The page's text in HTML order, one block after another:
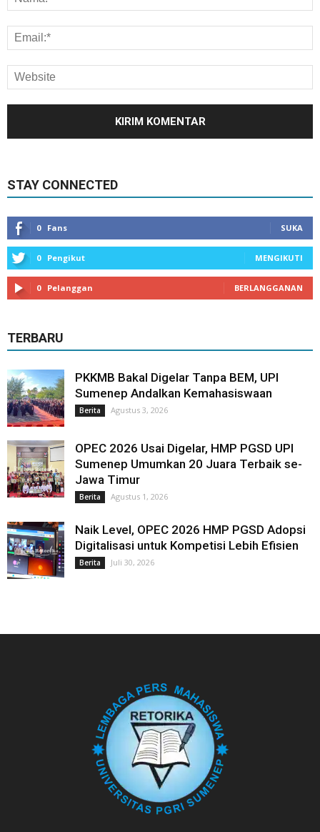
STAY CONNECTED
0 Fans SUKA
0 Pengikut MENGIKUTI
0 Pelanggan BERLANGGANAN
TERBARU
PKKMB Bakal Digelar Tanpa BEM, UPI
Sumenep Andalkan Kemahasiswaan
Berita Agustus 3, 2026
OPEC 2026 Usai Digelar, HMP PGSD UPI
Sumenep Umumkan 20 Juara Terbaik se-
Jawa Timur
Berita Agustus 1, 2026
Naik Level, OPEC 2026 HMP PGSD Adopsi
Digitalisasi untuk Kompetisi Lebih Efisien
Berita Juli 30, 2026